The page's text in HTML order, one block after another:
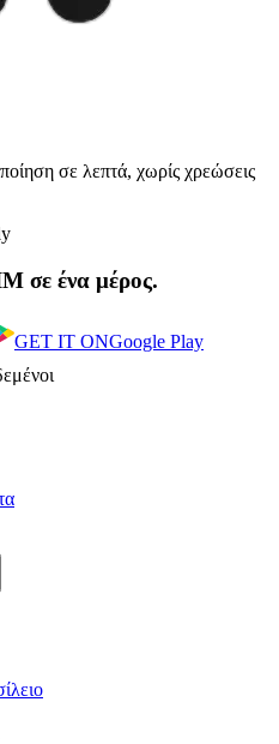
σε λεπτά, χωρίς χρεώσεις
σε ένα μέρος.
GET IT ONGoogle Play